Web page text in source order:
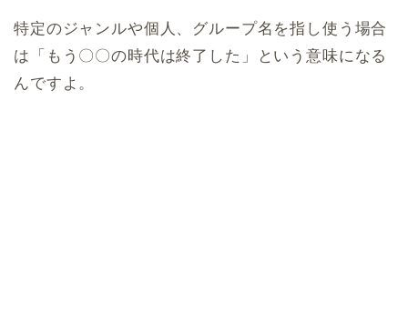
特定のジャンルや個人、グループ名を指し使う場合
は「もう〇〇の時代は終了した」という意味になる
んですよ。